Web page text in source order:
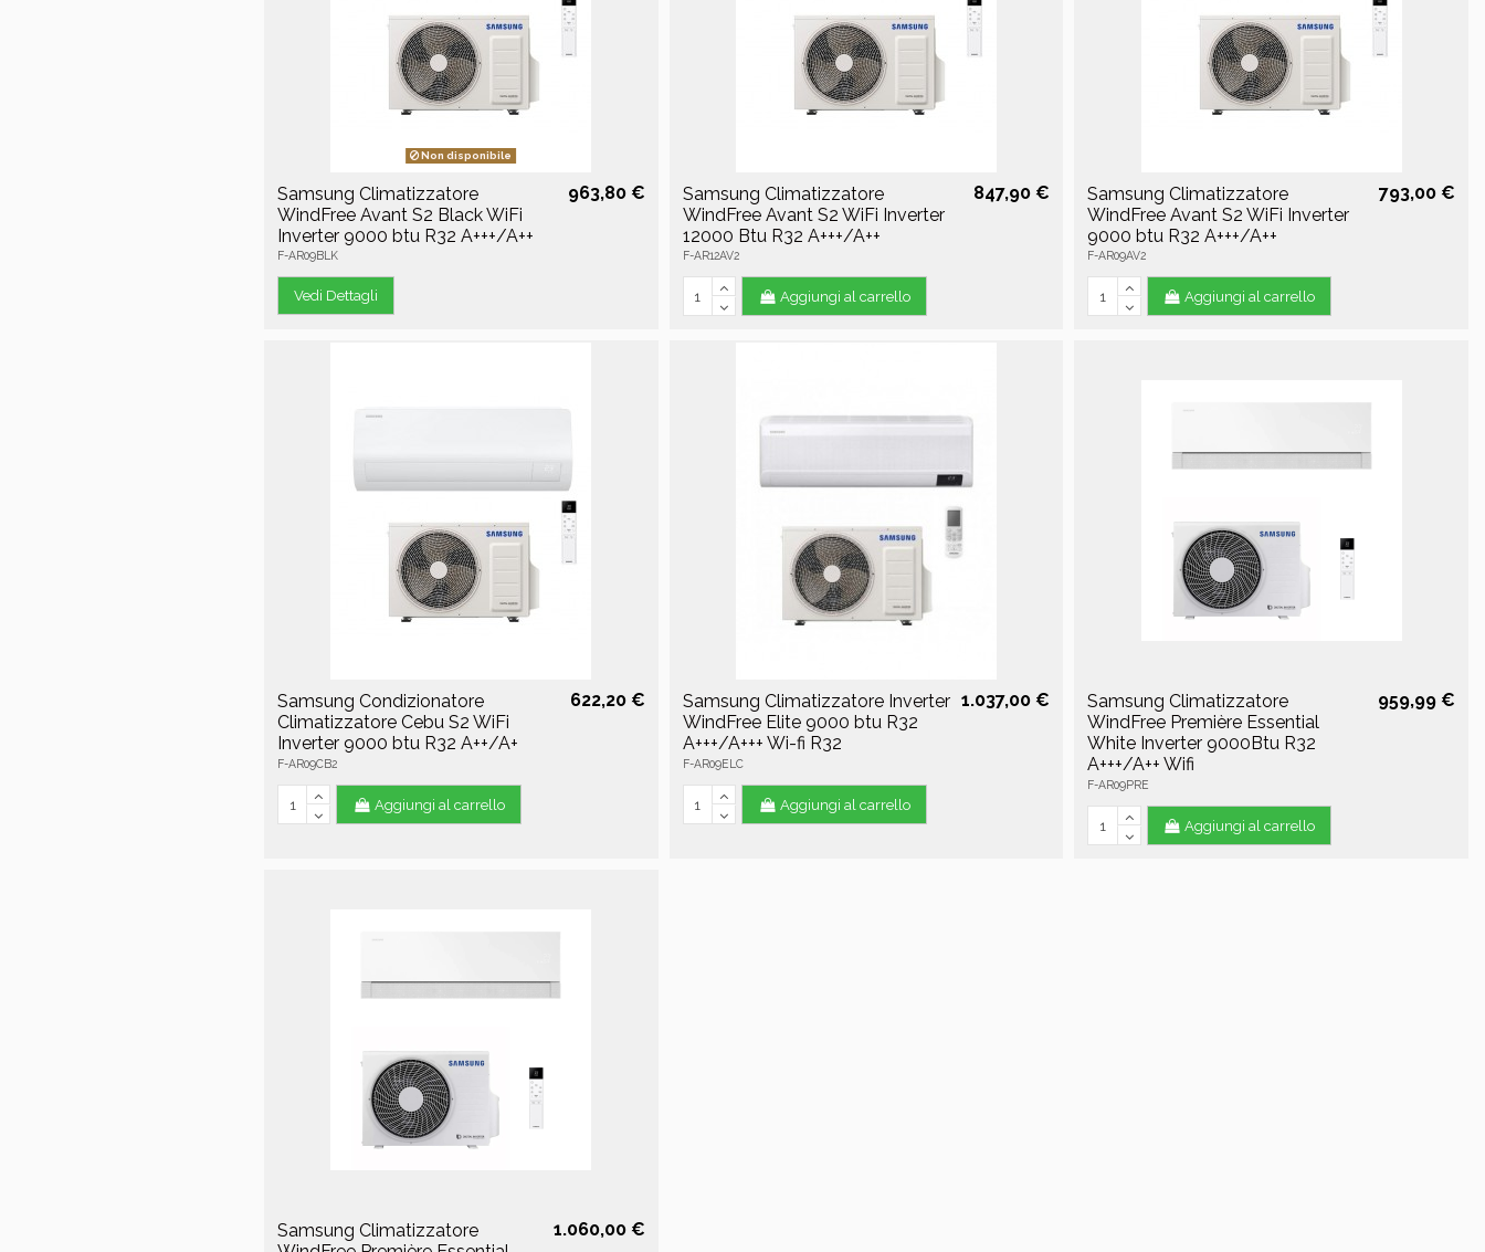
Non disponibile
Samsung Climatizzatore
WindFree Avant S2 Black WiFi
Inverter 9000 btu R32 A+++/A++
F-AR09BLK
963,80 €
Vedi Dettagli
Samsung Climatizzatore
WindFree Avant S2 WiFi Inverter
12000 Btu R32 A+++/A++
F-AR12AV2
847,90 €
Aggiungi al carrello
Samsung Climatizzatore
WindFree Avant S2 WiFi Inverter
9000 btu R32 A+++/A++
F-AR09AV2
793,00 €
Aggiungi al carrello
Samsung Condizionatore
Climatizzatore Cebu S2 WiFi
Inverter 9000 btu R32 A++/A+
F-AR09CB2
622,20 €
Aggiungi al carrello
Samsung Climatizzatore Inverter
WindFree Elite 9000 btu R32
A+++/A+++ Wi-fi R32
F-AR09ELC
1.037,00 €
Aggiungi al carrello
Samsung Climatizzatore
WindFree Première Essential
White Inverter 9000Btu R32
A+++/A++ Wifi
F-AR09PRE
959,99 €
Aggiungi al carrello
Samsung Climatizzatore
1.060,00 €